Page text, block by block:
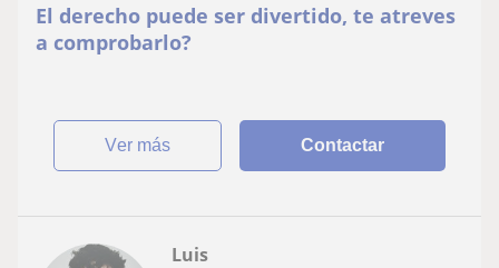
El derecho puede ser divertido, te atreves
a comprobarlo?
ver más Contactar
Luis